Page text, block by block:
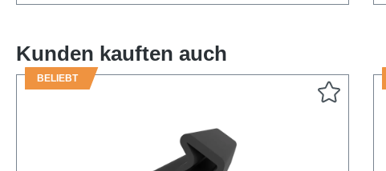
Kunden kauften auch
BELIEBT